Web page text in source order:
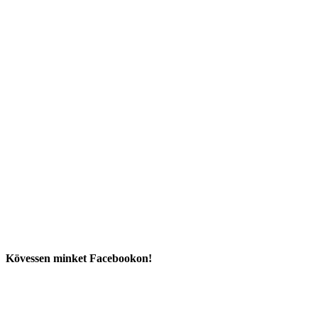
Kövessen minket Facebookon!